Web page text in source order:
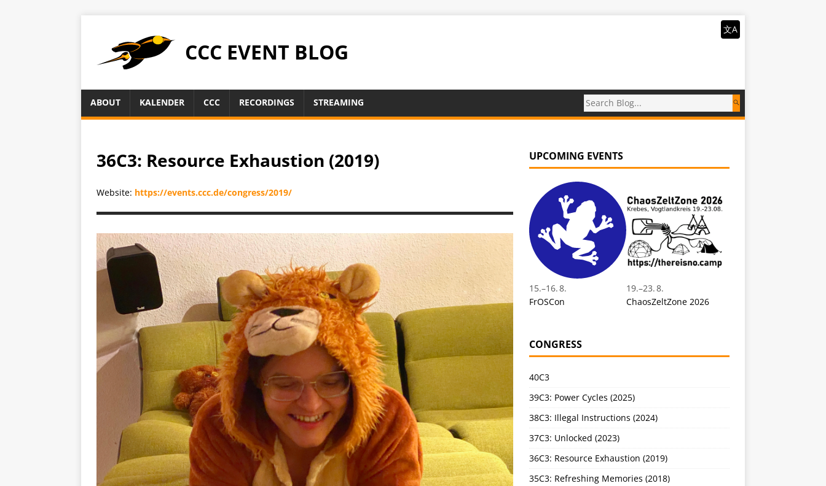
CCC EVENT BLOG
文A
ABOUT KALENDER CCC RECORDINGS STREAMING
36C3: Resource Exhaustion (2019)
Website: https://events.ccc.de/congress/2019/
UPCOMING EVENTS
15.–16. 8.
FrOSCon
19.–23. 8.
ChaosZeltZone 2026
CONGRESS
40C3
39C3: Power Cycles (2025)
38C3: Illegal Instructions (2024)
37C3: Unlocked (2023)
36C3: Resource Exhaustion (2019)
35C3: Refreshing Memories (2018)